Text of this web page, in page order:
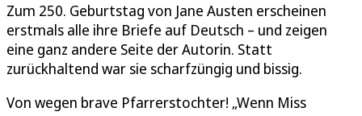
Zum 250. Geburtstag von Jane Austen erscheinen
erstmals alle ihre Briefe auf Deutsch – und zeigen
eine ganz andere Seite der Autorin. Statt
zurückhaltend war sie scharfzüngig und bissig.
Von wegen brave Pfarrerstochter! „Wenn Miss